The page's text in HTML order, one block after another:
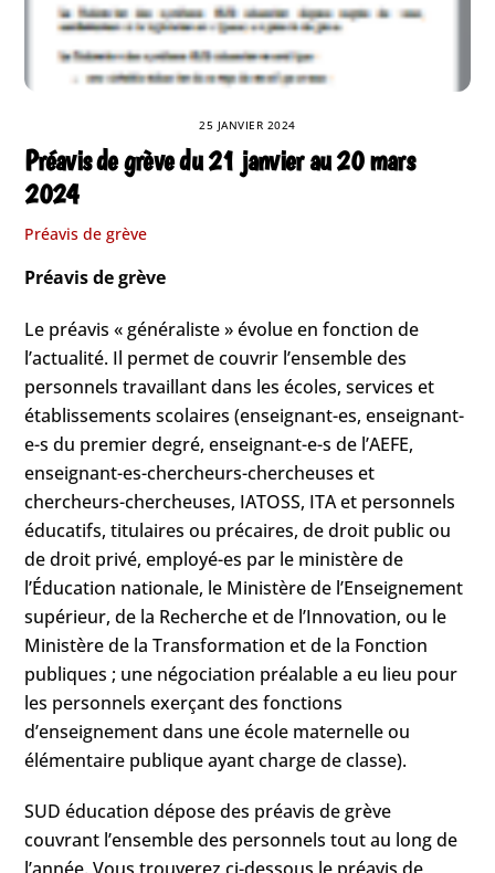
25 JANVIER 2024
Préavis de grève du 21 janvier au 20 mars
2024
Préavis de grève
Préavis de grève
Le préavis « généraliste » évolue en fonction de
l’actualité. Il permet de couvrir l’ensemble des
personnels travaillant dans les écoles, services et
établissements scolaires (enseignant-es, enseignant-
e-s du premier degré, enseignant-e-s de l’AEFE,
enseignant-es-chercheurs-chercheuses et
chercheurs-chercheuses, IATOSS, ITA et personnels
éducatifs, titulaires ou précaires, de droit public ou
de droit privé, employé-es par le ministère de
l’Éducation nationale, le Ministère de l’Enseignement
supérieur, de la Recherche et de l’Innovation, ou le
Ministère de la Transformation et de la Fonction
publiques ; une négociation préalable a eu lieu pour
les personnels exerçant des fonctions
d’enseignement dans une école maternelle ou
élémentaire publique ayant charge de classe).
SUD éducation dépose des préavis de grève
couvrant l’ensemble des personnels tout au long de